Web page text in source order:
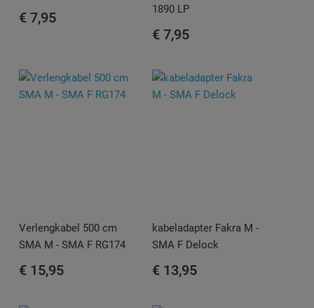
€ 7,95
1890 LP
€ 7,95
Verlengkabel 500 cm
SMA M - SMA F RG174
€ 15,95
kabeladapter Fakra M -
SMA F Delock
€ 13,95